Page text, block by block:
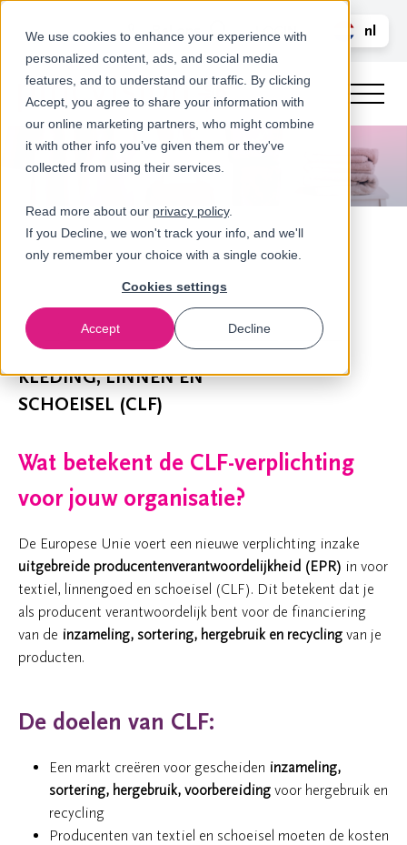
We use cookies to enhance your experience with
personalized content, ads, and social media
features, and to understand our traffic. By clicking
Accept, you agree to share your information with
our online marketing partners, who might combine
it with other info you’ve given them or they've
collected from using their services.
Read more about our privacy policy.
If you Decline, we won't track your info, and we'll
only remember your choice with a single cookie.
Cookies settings
Accept Decline
Bel ons LOGIN
nl
Uitgebreide Producenten Verantwoordelijkheid (EPR)
KLEDING, LINNEN EN
SCHOEISEL (CLF)
Wat betekent de CLF-verplichting
voor jouw organisatie?
De Europese Unie voert een nieuwe verplichting inzake
uitgebreide producentenverantwoordelijkheid (EPR) in voor
textiel, linnengoed en schoeisel (CLF). Dit betekent dat je
als producent verantwoordelijk bent voor de financiering
van de inzameling, sortering, hergebruik en recycling van je
producten.
De doelen van CLF:
Een markt creëren voor gescheiden inzameling,
sortering, hergebruik, voorbereiding voor hergebruik en
recycling
Producenten van textiel en schoeisel moeten de kosten